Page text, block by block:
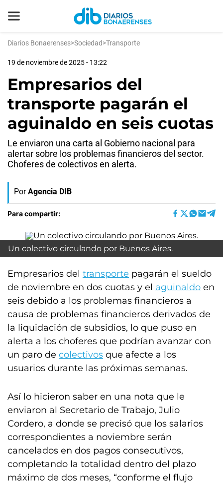
Diarios Bonaerenses>Sociedad>Transporte
19 de noviembre de 2025 - 13:22
Empresarios del
transporte pagarán el
aguinaldo en seis cuotas
Le enviaron una carta al Gobierno nacional para
alertar sobre los problemas financieros del sector.
Choferes de colectivos en alerta.
Por Agencia DIB
Para compartir:
Un colectivo circulando por Buenos Aires.
Empresarios del transporte pagarán el sueldo
de noviembre en dos cuotas y el aguinaldo en
seis debido a los problemas financieros a
causa de problemas financieros derivados de
la liquidación de subsidios, lo que puso en
alerta a los choferes que podrían avanzar con
un paro de colectivos que afecte a los
usuarios durante las próximas semanas.
Así lo hicieron saber en una nota que le
enviaron al Secretario de Trabajo, Julio
Cordero, a donde se precisó que los salarios
correspondientes a noviembre serán
cancelados en dos pagos consecutivos,
completando la totalidad dentro del plazo
máximo de dos meses, “conforme el flujo